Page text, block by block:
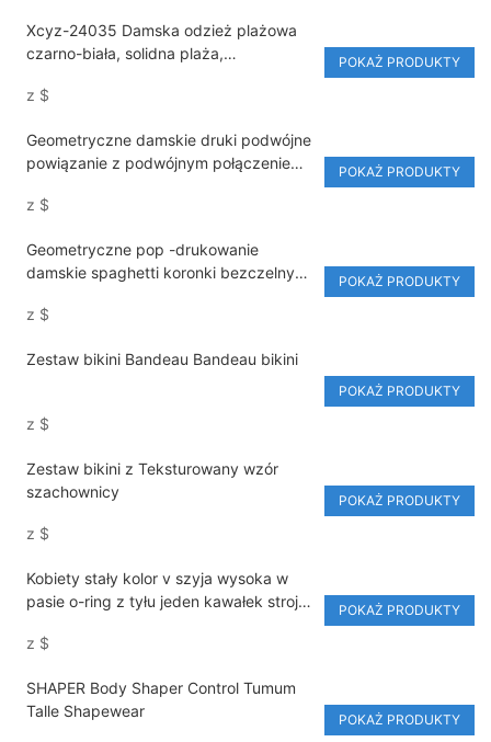
Xcyz-24035 Damska odzież plażowa
czarno-biała, solidna plaża,
z $
POKAŻ PRODUKTY
Geometryczne damskie druki podwójne
powiązanie z podwójnym połączeniem
z $
POKAŻ PRODUKTY
Geometryczne pop -drukowanie
damskie spaghetti koronki bezczelny
z $
POKAŻ PRODUKTY
Zestaw bikini Bandeau Bandeau bikini
z $
POKAŻ PRODUKTY
Zestaw bikini z Teksturowany wzór
szachownicy
z $
POKAŻ PRODUKTY
Kobiety stały kolor v szyja wysoka w
pasie o-ring z tyłu jeden kawałek stroje
z $
POKAŻ PRODUKTY
SHAPER Body Shaper Control Tumum
Talle Shapewear
POKAŻ PRODUKTY